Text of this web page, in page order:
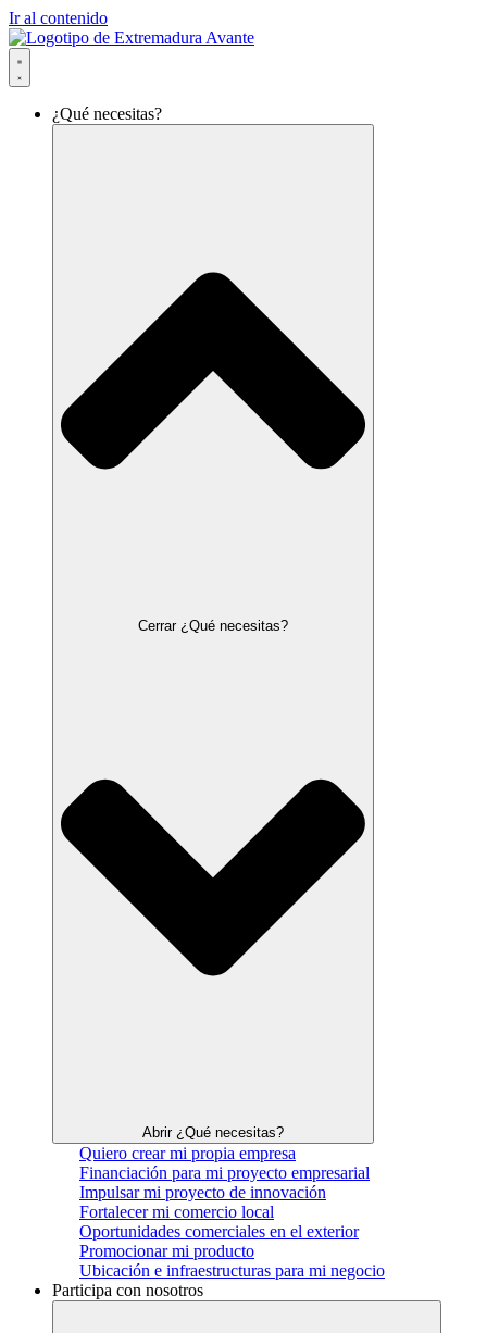
Ir al contenido
¿Qué necesitas?
Cerrar ¿Qué necesitas?
Abrir ¿Qué necesitas?
Quiero crear mi propia empresa
Financiación para mi proyecto empresarial
Impulsar mi proyecto de innovación
Fortalecer mi comercio local
Oportunidades comerciales en el exterior
Promocionar mi producto
Ubicación e infraestructuras para mi negocio
Participa con nosotros